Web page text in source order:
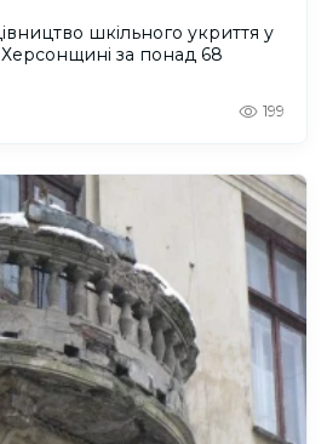
шкільного укриття у
за понад 68
199